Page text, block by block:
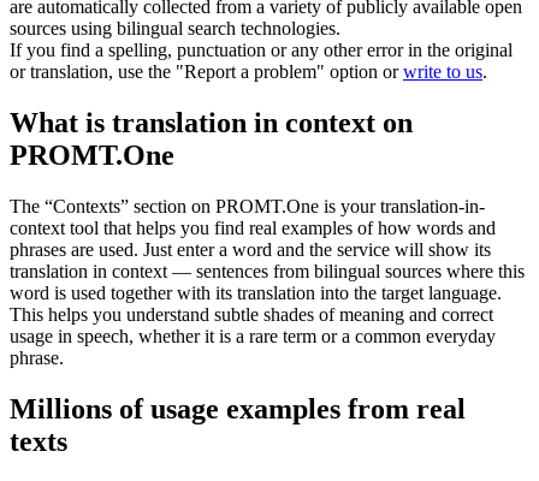
are automatically collected from a variety of publicly available open
sources using bilingual search technologies.
If you find a spelling, punctuation or any other error in the original
or translation, use the "Report a problem" option orwrite to us.
What is translation in context on
PROMT.One
The “Contexts” section on PROMT.One is your translation-in-
context tool that helps you find real examples of how words and
phrases are used. Just enter a word and the service will show its
translation in context — sentences from bilingual sources where this
word is used together with its translation into the target language.
This helps you understand subtle shades of meaning and correct
usage in speech, whether it is a rare term or a common everyday
phrase.
Millions of usage examples from real
texts